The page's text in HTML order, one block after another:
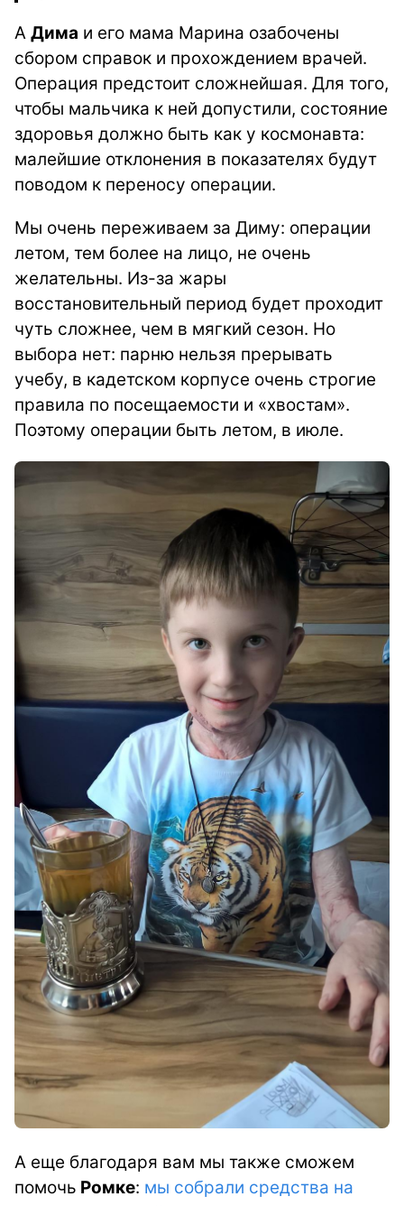
А Дима и его мама Марина озабочены
сбором справок и прохождением врачей.
Операция предстоит сложнейшая. Для того,
чтобы мальчика к ней допустили, состояние
здоровья должно быть как у космонавта:
малейшие отклонения в показателях будут
поводом к переносу операции.
Мы очень переживаем за Диму: операции
летом, тем более на лицо, не очень
желательны. Из-за жары
восстановительный период будет проходит
чуть сложнее, чем в мягкий сезон. Но
выбора нет: парню нельзя прерывать
учебу, в кадетском корпусе очень строгие
правила по посещаемости и «хвостам».
Поэтому операции быть летом, в июле.
А еще благодаря вам мы также сможем
помочь Ромке: мы собрали средства на